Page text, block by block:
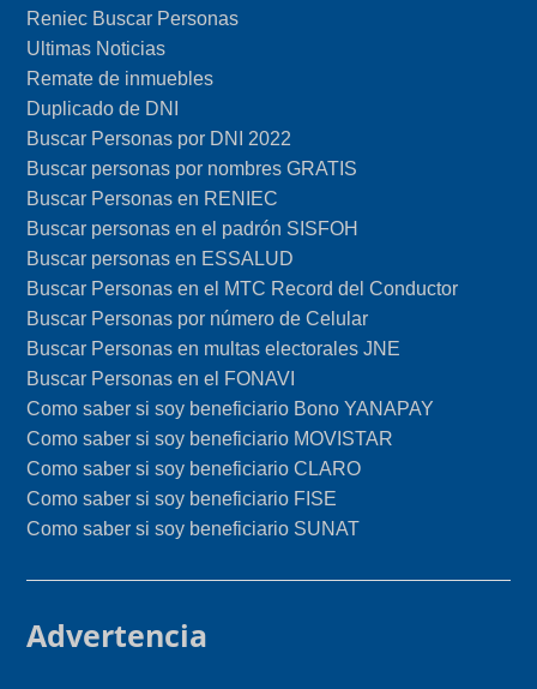
Reniec Buscar Personas
Ultimas Noticias
Remate de inmuebles
Duplicado de DNI
Buscar Personas por DNI 2022
Buscar personas por nombres GRATIS
Buscar Personas en RENIEC
Buscar personas en el padrón SISFOH
Buscar personas en ESSALUD
Buscar Personas en el MTC Record del Conductor
Buscar Personas por número de Celular
Buscar Personas en multas electorales JNE
Buscar Personas en el FONAVI
Como saber si soy beneficiario Bono YANAPAY
Como saber si soy beneficiario MOVISTAR
Como saber si soy beneficiario CLARO
Como saber si soy beneficiario FISE
Como saber si soy beneficiario SUNAT
Advertencia